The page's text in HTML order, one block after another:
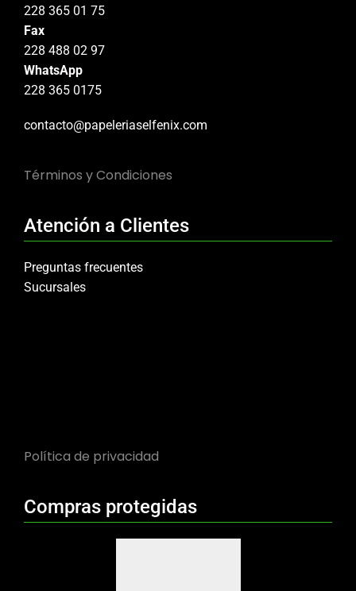
228 365 01 75
Fax
228 488 02 97
WhatsApp
228 365 0175
contacto@papeleriaselfenix.com
Términos y Condiciones
Atención a Clientes
Preguntas frecuentes
Sucursales
Política de privacidad
Compras protegidas